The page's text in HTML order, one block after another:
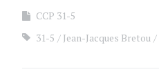
CCP 31-5
31-5
Jean-Jacques Bretou